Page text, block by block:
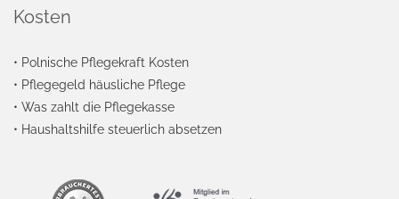
Kosten
• Polnische Pflegekraft Kosten
• Pflegegeld häusliche Pflege
• Was zahlt die Pflegekasse
• Haushaltshilfe steuerlich absetzen